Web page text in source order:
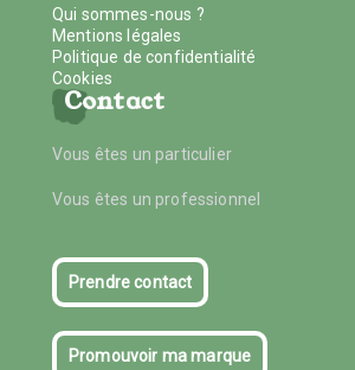
Qui sommes-nous ?
Mentions légales
Politique de confidentialité
Cookies
Contact
Vous êtes un particulier
Vous êtes un professionnel
Prendre contact
Promouvoir ma marque